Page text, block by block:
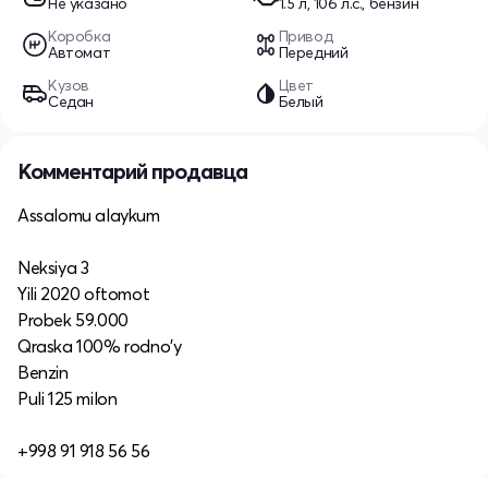
Коробка
Автомат
Привод
Передний
Кузов
Седан
Цвет
Белый
Комментарий продавца
Assalomu alaykum
Neksiya 3
Yili 2020 oftomot
Probek 59.000
Qraska 100% rodno'y
Benzin
Puli 125 milon
+998 91 918 56 56